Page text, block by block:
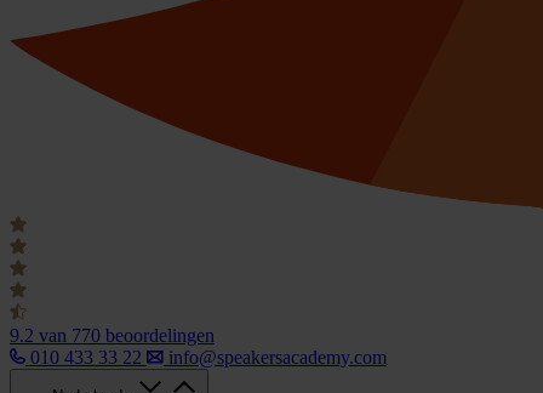
9.2 van 770 beoordelingen
010 433 33 22
info@speakersacademy.com